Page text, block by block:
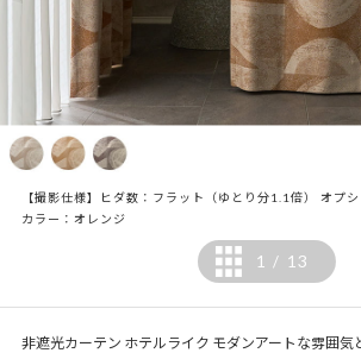
【撮影仕様】ヒダ数：フラット（ゆとり分1.1倍） オプ
カラー：オレンジ
1 / 13
非遮光カーテン ホテルライク モダンアートな雰囲